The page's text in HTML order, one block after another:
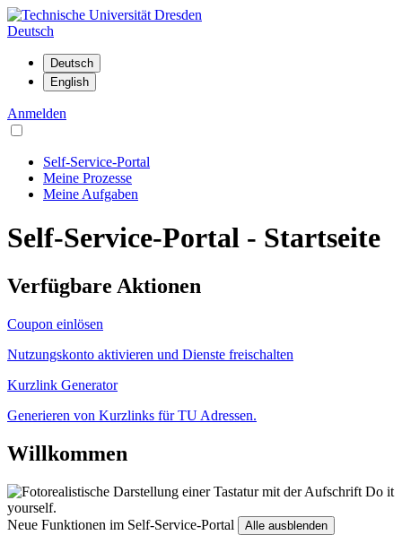
Deutsch
Anmelden
Self-Service-Portal
Meine Prozesse
Meine Aufgaben
Self-Service-Portal - Startseite
Verfügbare Aktionen
Coupon einlösen
Nutzungskonto aktivieren und Dienste freischalten
Kurzlink Generator
Generieren von Kurzlinks für TU Adressen.
Willkommen
Neue Funktionen im Self-Service-Portal Alle ausblenden